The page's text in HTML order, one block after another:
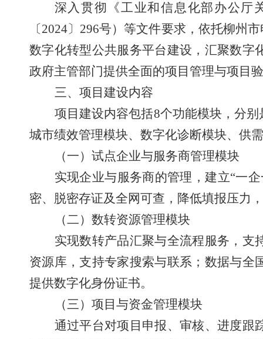
深入贯彻《工业和信息化部办公厅
〔2024〕 296号）等文件要求，依托柳州
数字化转型公共服务平台建设，汇聚数字
政府主管部门提供全面的项目管理与项目
三、项目建设内容
项目建设内容包括8个功能模块，分
城市绩效管理模块、数字化诊断模块、供
（一）试点企业与服务商管理模块
实现企业与服务商的管理，建立“一
密、脱密存证及全网可查，降低填报压力
（二）数转资源管理模块
实现数转产品汇聚与全流程服务，支
资源库，支持专家搜索与联系；数据与全
提供数字化身份证书。
（三）项目与资金管理模块
通过平台对项目申报、审核、进度跟